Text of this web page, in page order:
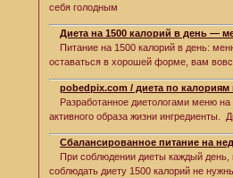
себя голодным
Диета на 1500 калорий в день —
Питание на 1500 калорий в день:
оставаться в хорошей форме, вам
pobedpix.com / диета по калориям
Разработанное диетологами меню на
активного образа жизни
Сбалансированное питание на
При соблюдении диеты каждый день,
соблюдать диету 1500 калорий не